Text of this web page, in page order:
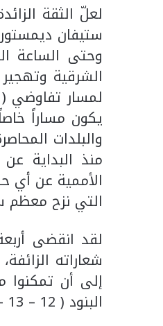
لعلّ الثقة
وحتى الساعة
يكون مساراً
والبلدات
منذ البداية
الأممية عن أي
التي نزح معظم
لقد انقضى
شعاراته
إلى أن تمكنوا
البنود ( 12 – 13 – 14 من القرار 2254 ) راكدة لا أحد يجرؤ على إثارتها.